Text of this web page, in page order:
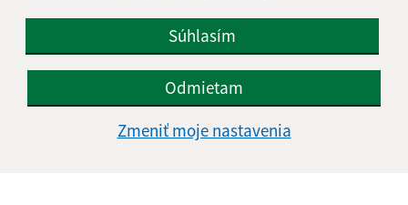
Súhlasím
Odmietam
Zmeniť moje nastavenia